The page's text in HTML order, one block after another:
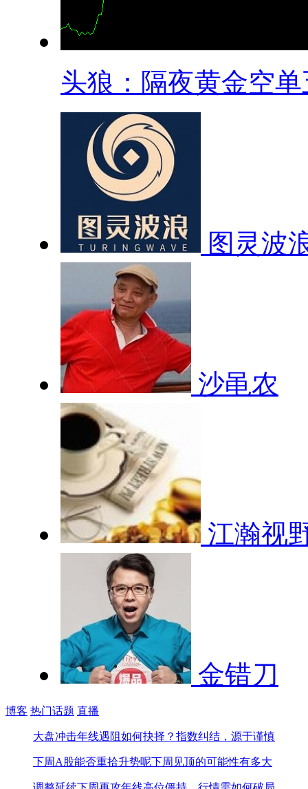
头狼：隔夜黄金空单
图灵波
沙黾农
江瀚视
金错刀
博客 热门话题 直播
大盘冲击年线遇阻如何抉择？ 指数纠结，源于谨慎
下周A股能否重拾升势呢下周见顶的可能性有多大